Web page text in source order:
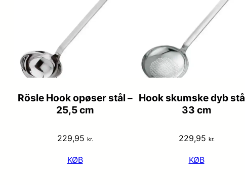
Rösle Hook opøser stål –
25,5 cm
229,95 kr.
KØB
Hook skumske dyb
33 cm
229,95 kr.
KØB